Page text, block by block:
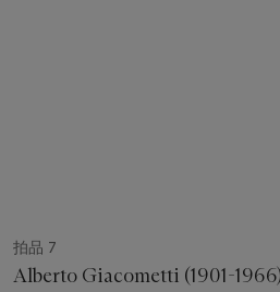
拍品 7
Alberto Giacometti (1901-